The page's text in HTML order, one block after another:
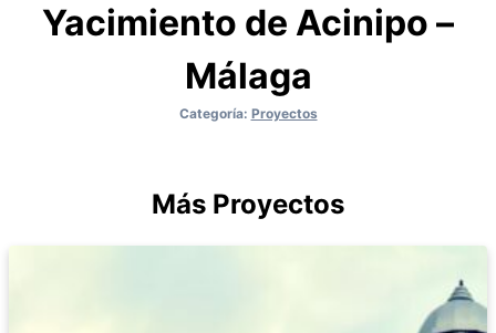
Yacimiento de Acinipo –
Málaga
Categoría: Proyectos